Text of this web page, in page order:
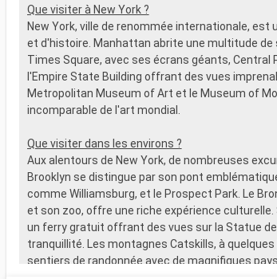
Que visiter à New York ?
New York, ville de renommée internationale, est
et d'histoire. Manhattan abrite une multitude
Times Square, avec ses écrans géants, Central
l'Empire State Building offrant des vues
Metropolitan Museum of Art et le Museum of
incomparable de l'art mondial.
Que visiter dans les environs ?
Aux alentours de New York, de nombreuses
Brooklyn se distingue par son pont
comme Williamsburg, et le Prospect Park. Le
et son zoo, offre une riche expérience
un ferry gratuit offrant des vues sur la Statue de
tranquillité. Les montagnes Catskills, à
sentiers de randonnée avec de magnifiques